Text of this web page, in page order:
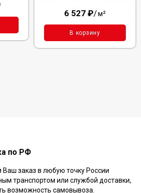
6 527 ₽/м²
В корзину
по РФ
заказ в любую точку России
транспортом или службой доставки,
возможность самовывоза.